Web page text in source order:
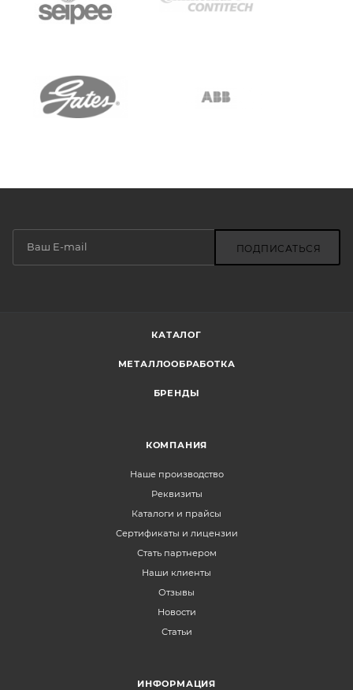
ПОДПИСАТЬСЯ
КАТАЛОГ
МЕТАЛЛООБРАБОТКА
БРЕНДЫ
КОМПАНИЯ
Наше производство
Реквизиты
Каталоги и прайсы
Сертификаты и лицензии
Стать партнером
Наши клиенты
Отзывы
Новости
Статьи
ИНФОРМАЦИЯ